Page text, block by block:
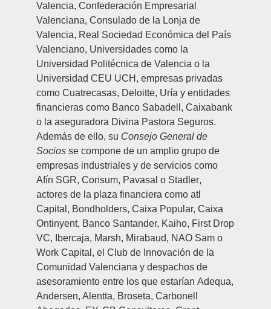
Valencia, Confederación Empresarial
Valenciana, Consulado de la Lonja de
Valencia, Real Sociedad Económica del País
Valenciano, Universidades como la
Universidad Politécnica de Valencia o la
Universidad CEU UCH , empresas privadas
como Cuatrecasas, Deloitte, Uría y entidades
financieras como Banco Sabadell, Caixabank
o la aseguradora Divina Pastora Seguros.
Además de ello, su Consejo General de
Socios se compone de un amplio grupo de
empresas industriales y de servicios como
Afín SGR, Consum, Pavasal o Stadler,
actores de la plaza financiera como atl
Capital, Bondholders, Caixa Popular, Caixa
Ontinyent, Banco Santander, Kaiho, First Drop
VC,
Ibercaja, Marsh, Mirabaud, NAO Sam o
Work Capital , el Club de Innovación de la
Comunidad Valenciana y despachos de
asesoramiento entre los que estarían Adequa,
Andersen, Alentta, Broseta, Carbonell